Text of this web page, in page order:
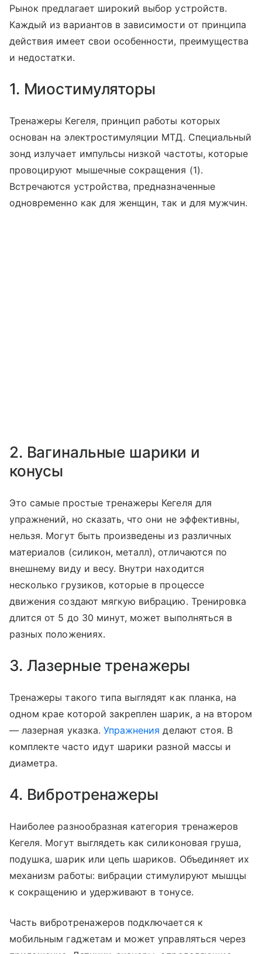
Рынок предлагает широкий выбор устройств.
Каждый из вариантов в зависимости от принципа
действия имеет свои особенности, преимущества
и недостатки.
1. Миостимуляторы
Тренажеры Кегеля, принцип работы которых
основан на электростимуляции МТД. Специальный
зонд излучает импульсы низкой частоты, которые
провоцируют мышечные сокращения (1).
Встречаются устройства, предназначенные
одновременно как для женщин, так и для мужчин.
2. Вагинальные шарики и
конусы
Это самые простые тренажеры Кегеля для
упражнений, но сказать, что они не эффективны,
нельзя. Могут быть произведены из различных
материалов (силикон, металл), отличаются по
внешнему виду и весу. Внутри находится
несколько грузиков, которые в процессе
движения создают мягкую вибрацию. Тренировка
длится от 5 до 30 минут, может выполняться в
разных положениях.
3. Лазерные тренажеры
Тренажеры такого типа выглядят как планка, на
одном крае которой закреплен шарик, а на втором
— лазерная указка. Упражнения делают стоя. В
комплекте часто идут шарики разной массы и
диаметра.
4. Вибротренажеры
Наиболее разнообразная категория тренажеров
Кегеля. Могут выглядеть как силиконовая груша,
подушка, шарик или цепь шариков. Объединяет их
механизм работы: вибрации стимулируют мышцы
к сокращению и удерживают в тонусе.
Часть вибротренажеров подключается к
мобильным гаджетам и может управляться через